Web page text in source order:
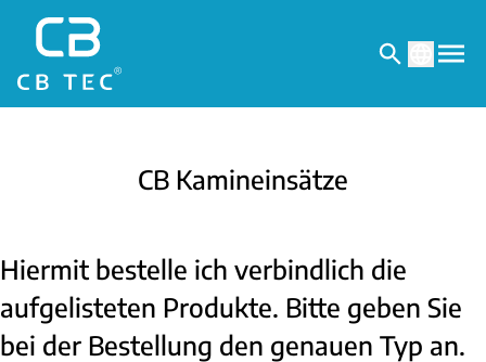
CB Kamineinsätze
Hiermit bestelle ich verbindlich die
aufgelisteten Produkte. Bitte geben Sie
bei der Bestellung den genauen Typ an.